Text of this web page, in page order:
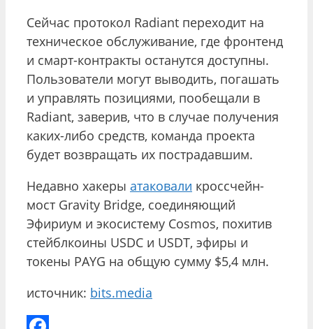
Сейчас протокол Radiant переходит на
техническое обслуживание, где фронтенд
и смарт-контракты останутся доступны.
Пользователи могут выводить, погашать
и управлять позициями, пообещали в
Radiant, заверив, что в случае получения
каких-либо средств, команда проекта
будет возвращать их пострадавшим.
Недавно хакеры атаковали кроссчейн-
мост Gravity Bridge, соединяющий
Эфириум и экосистему Cosmos, похитив
стейблкоины USDC и USDT, эфиры и
токены PAYG на общую сумму $5,4 млн.
источник: bits.media